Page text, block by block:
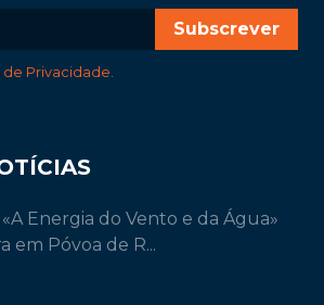
Subscrever
de Privacidade
Energia do Vento e da Água»
em Póvoa de R...